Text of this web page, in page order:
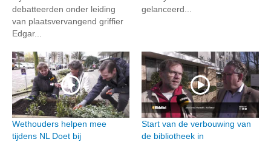
debatteerden onder leiding
van plaatsvervangend griffier
Edgar...
gelanceerd...
Wethouders helpen mee
tijdens NL Doet bij
Start van de verbouwing van
de bibliotheek in